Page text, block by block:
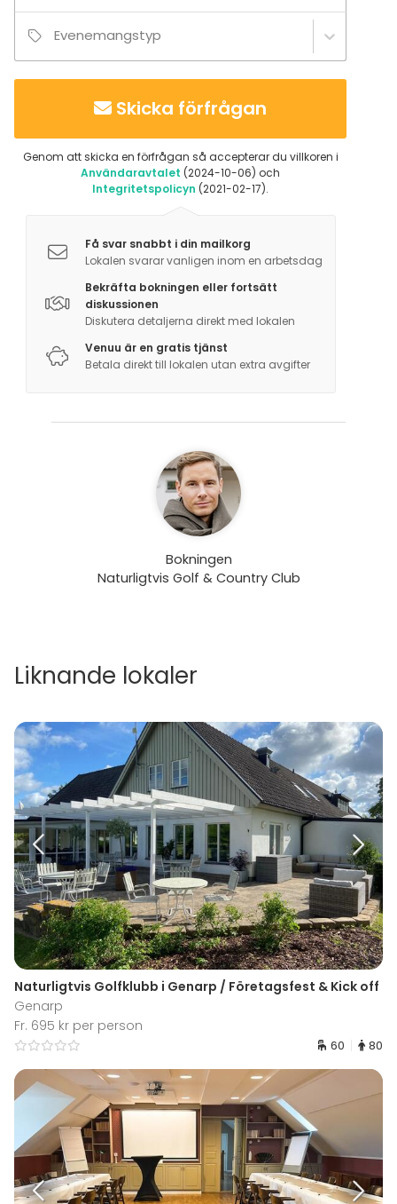
Evenemangstyp
Skicka förfrågan
Genom att skicka en förfrågan så accepterar du villkoren i
Användaravtalet (2024-10-06) och
Integritetspolicyn (2021-02-17).
Få svar snabbt i din mailkorg
Lokalen svarar vanligen inom en arbetsdag
Bekräfta bokningen eller fortsätt
diskussionen
Diskutera detaljerna direkt med lokalen
Venuu är en gratis tjänst
Betala direkt till lokalen utan extra avgifter
Bokningen
Naturligtvis Golf & Country Club
Liknande lokaler
Naturligtvis Golfklubb i Genarp / Företagsfest & Kick off
Genarp
Fr. 695 kr per person
60 80